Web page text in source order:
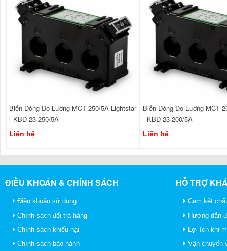
Biến Dòng Đo Lường MCT 250/5A Lightstar
- KBD-23 250/5A
Liên hệ
Biến Dòng Đo Lường MCT
- KBD-23 200/5A
Liên hệ
ĐIỀU KHOẢN & CHÍNH SÁCH
Điều khoản sử dụng
Chính sách đổi trả hàng
Chính sách khiếu nại
Chính sách bảo hành
HỖ TRỢ
Cam kết
Hướng dẫn
Lợi ích khi
Vận chuyển